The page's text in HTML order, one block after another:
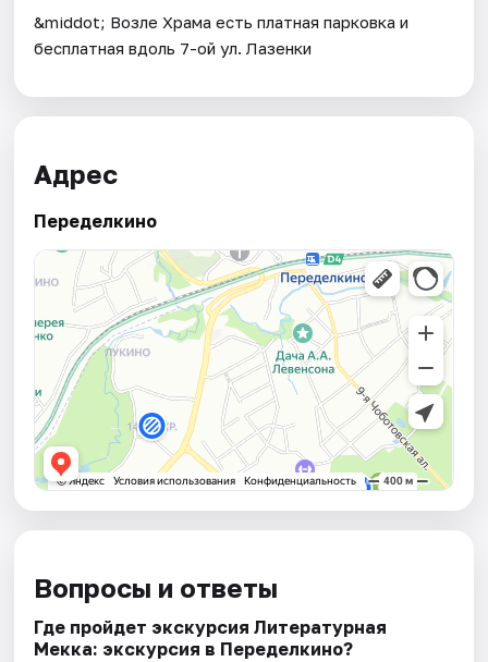
&middot; Возле Храма есть платная парковка и
бесплатная вдоль 7-ой ул. Лазенки
Адрес
Переделкино
Вопросы и ответы
Где пройдет экскурсия Литературная
Мекка: экскурсия в Переделкино?